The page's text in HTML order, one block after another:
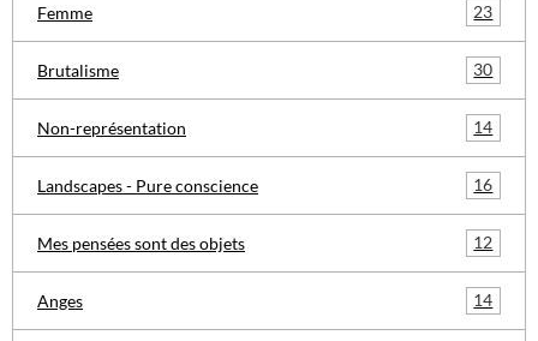
Femme 23
Brutalisme 30
Non-représentation 14
Landscapes - Pure conscience 16
Mes pensées sont des objets 12
Anges 14